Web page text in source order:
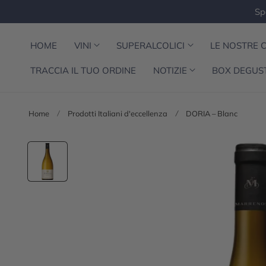
HOME VINI SUPERALCOLICI LE NOSTRE
TRACCIA IL TUO ORDINE NOTIZIE BOX
Home Prodotti Italiani d'eccellenza DORIA – Blanc